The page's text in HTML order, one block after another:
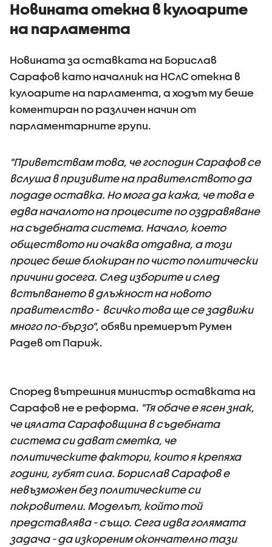
Новината отекна в кулоарите
на парламента
Новината за оставката на Борислав
Сарафов като началник на НСлС отекна в
кулоарите на парламента, а ходът му беше
коментиран по различен начин от
парламентарните групи.
"Приветствам това, че господин Сарафов се
вслуша в призивите на правителството да
подаде оставка. Но мога да кажа, че това е
едва началото на процесите по оздравяване
на съдебната система. Начало, което
обществото ни очаква отдавна, а този
процес беше блокиран по чисто политически
причини досега. След изборите и след
встъпването в длъжност на новото
правителство - всичко това ще се задвижи
много по-бързо", обяви премиерът Румен
Радев от Париж.
Според вътрешния министър оставката на
Сарафов не е реформа. "Тя обаче е ясен знак,
че цялата Сарафовщина в съдебната
система си дават сметка, че
политическите фактори, които я крепяха
години, губят сила. Борислав Сарафов е
невъзможен без политическите си
покровители. Моделът, който той
представлява - също. Сега идва голямата
задача - да изкореним окончателно тази